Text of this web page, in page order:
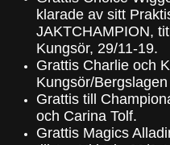
klarade av sitt
JAKTCHAMPION,
Kungsör, 29/11-19.
Grattis Charlie och
Kungsör/
Grattis till
och Carina Tolf.
Grattis Magics